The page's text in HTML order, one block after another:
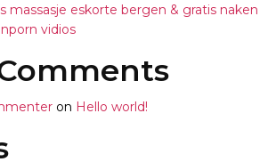
massasje eskorte bergen & gratis naken
vidios
on Hello world!